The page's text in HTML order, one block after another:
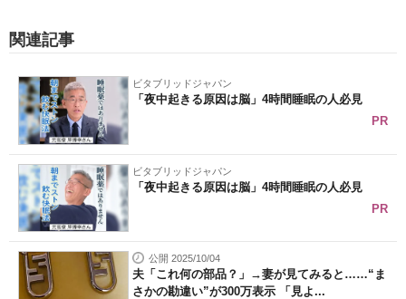
関連記事
ビタブリッドジャパン
「夜中起きる原因は脳」4時間睡眠の人必見
PR
ビタブリッドジャパン
「夜中起きる原因は脳」4時間睡眠の人必見
PR
公開 2025/10/04
夫「これ何の部品？」→妻が見てみると……“ま
さかの勘違い”が300万表示 「見よ...